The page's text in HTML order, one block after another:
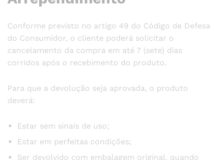
Conforme previsto no artigo 49 do Código de Defesa
do Consumidor, o cliente poderá solicitar o
cancelamento da compra em até 7 (sete) dias
corridos após o recebimento do produto.
Para que a devolução seja aprovada, o produto
deverá:
Estar sem sinais de uso;
Estar em perfeitas condições;
Ser devolvido com embalagem original, quando